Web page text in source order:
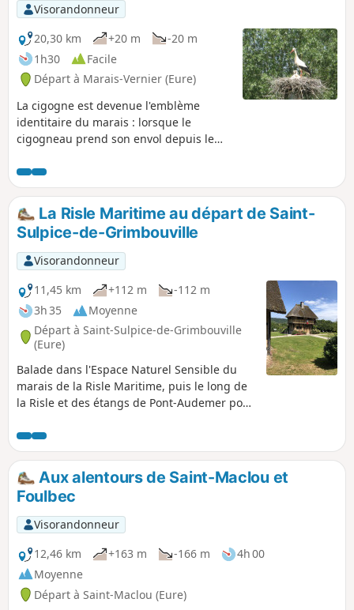
Visorandonneur
20,30 km
+20 m
-20 m
1h30
Facile
Départ à Marais-Vernier (Eure)
La cigogne est devenue l'emblème
identitaire du marais : lorsque le
cigogneau prend son envol depuis le
préservée en faisant le tour de cette
ancienne boucle de la Seine niché dans
un vaste amphithéâtre de verdure. Avec
ses prairies humides à perte de vue et
ses jolies chaumières, le Marais Vernier
offre un paysage de caractère unique
en Normandie qui invite à la
promenade, particulièrement au
printemps lorsque les pommiers sont
en fleurs.
La Risle Maritime au départ de Saint-
Sulpice-de-Grimbouville
Visorandonneur
11,45 km
+112 m
-112 m
3h 35
Moyenne
Départ à Saint-Sulpice-de-Grimbouville
(Eure)
Balade dans l'Espace Naturel Sensible du
marais de la Risle Maritime, puis le long de
la Risle et des étangs de Pont-Audemer pour
d'Aubigny, où se cachent des hêtres
majestueux. Ornithologues amateurs, vous
pourrez observer et surtout écouter un bon
nombre d'oiseaux allant du petit passereau
à la majestueuse cigogne. Les vaches
Aubrac aux cornes démesurées paissent
tranquillement dans le marais toute l'année,
vous pourrez les apercevoir de loin.
Randonnée proposée par l'office du tourisme
de Honfleur Terre d'Estuaire https://www.ot-
honfleur.fr/
Aux alentours de Saint-Maclou et
Foulbec
Visorandonneur
12,46 km
+163 m -166 m
4h 00
Moyenne
Départ à Saint-Maclou (Eure)